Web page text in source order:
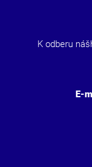
K odberu
E-